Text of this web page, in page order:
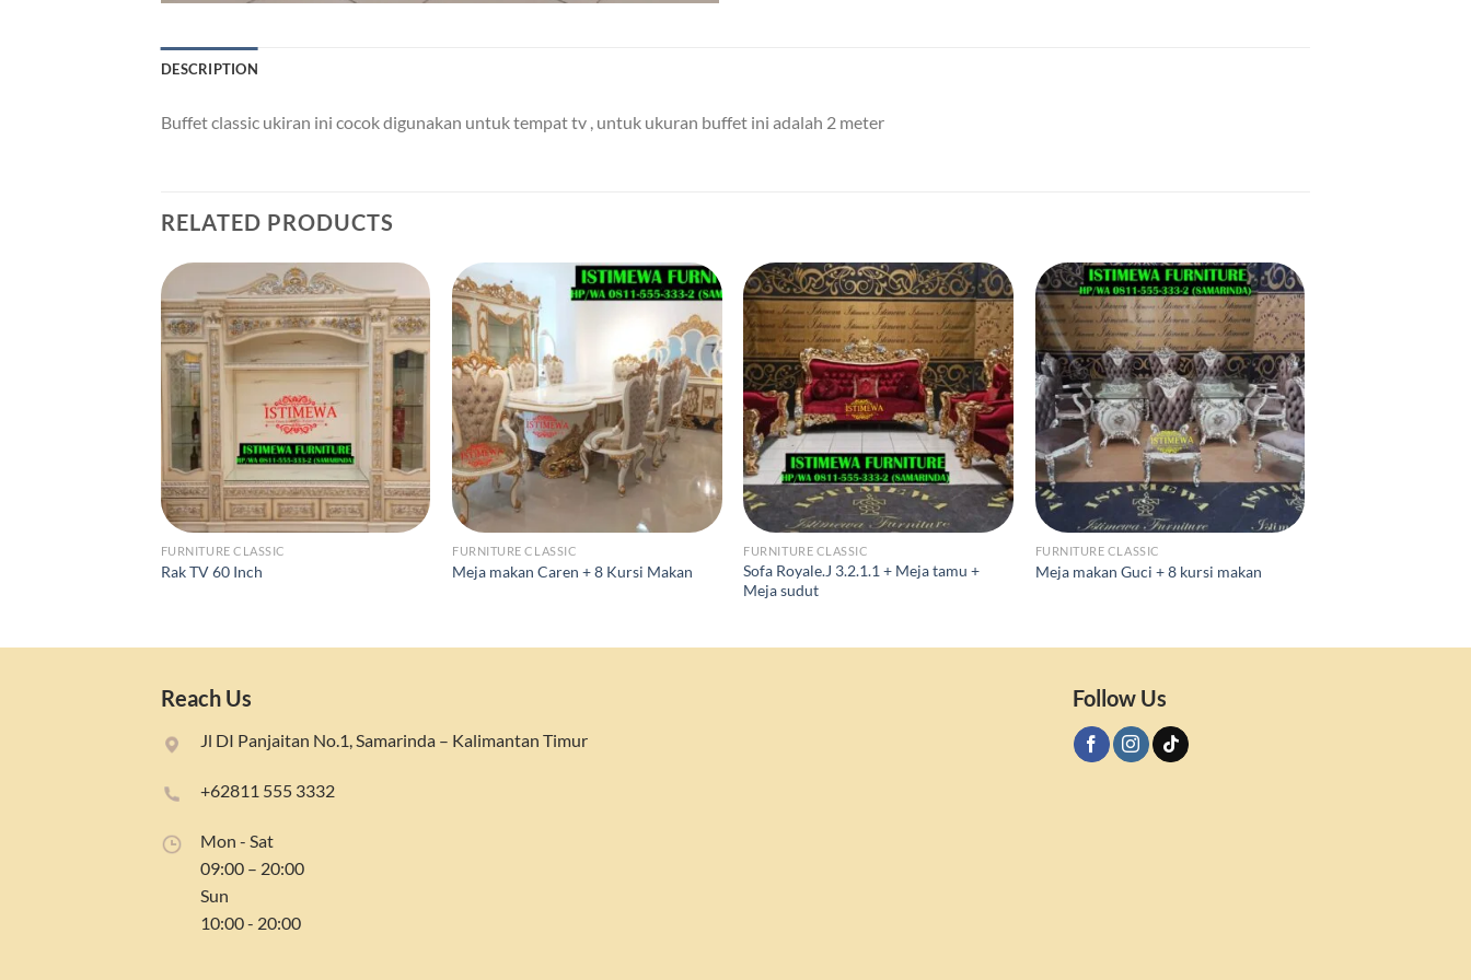
DESCRIPTION
Buffet classic ukiran ini cocok digunakan untuk tempat tv , untuk ukuran buffet ini adalah 2 meter
RELATED PRODUCTS
FURNITURE CLASSIC
Rak TV 60 Inch
FURNITURE CLASSIC
Meja makan Caren + 8 Kursi Makan
FURNITURE CLASSIC
Sofa Royale.J 3.2.1.1 + Meja tamu +
Meja sudut
FURNITURE CLASSIC
Meja makan Guci + 8 kursi makan
Reach Us
Jl DI Panjaitan No.1, Samarinda – Kalimantan Timur
+62811 555 3332
Mon - Sat
09:00 – 20:00
Sun
10:00 - 20:00
Follow Us